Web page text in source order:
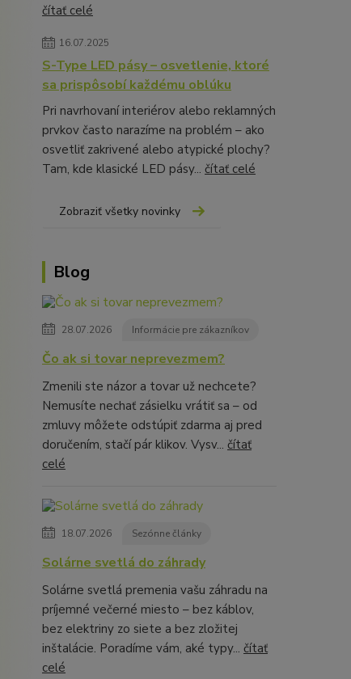
čítať celé
16.07.2025
S-Type LED pásy – osvetlenie, ktoré
sa prispôsobí každému oblúku
Pri navrhovaní interiérov alebo reklamných
prvkov často narazíme na problém – ako
osvetliť zakrivené alebo atypické plochy?
Tam, kde klasické LED pásy... čítať celé
Zobraziť všetky novinky
Blog
28.07.2026 Informácie pre zákazníkov
Čo ak si tovar neprevezmem?
Zmenili ste názor a tovar už nechcete?
Nemusíte nechať zásielku vrátiť sa – od
zmluvy môžete odstúpiť zdarma aj pred
doručením, stačí pár klikov. Vysv... čítať
celé
18.07.2026 Sezónne články
Solárne svetlá do záhrady
Solárne svetlá premenia vašu záhradu na
príjemné večerné miesto – bez káblov,
bez elektriny zo siete a bez zložitej
inštalácie. Poradíme vám, aké typy... čítať
celé